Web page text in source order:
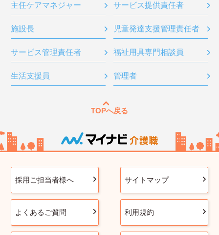
主任ケアマネジャー サービス提供責任者
施設長 児童発達支援管理責任者
サービス管理責任者 福祉用具専門相談員
生活支援員 管理者
TOPへ戻る
採用ご担当者様へ サイトマップ
よくあるご質問 利用規約